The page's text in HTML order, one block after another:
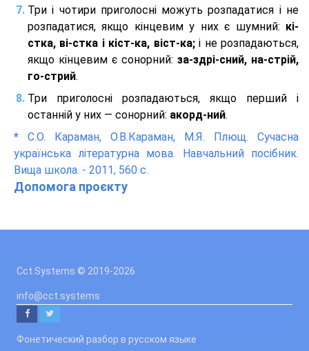
Три і чотири приголосні можуть розпадатися і не
розпадатися, якщо кінцевим у них є шумний: кі-
стка, ві-стка і кіст-ка, віст-ка;і не розпадаються,
якщо кінцевим є сонорний: за-здрі-сний, на-стрій,
го-стрий.
Три приголосні розпадаються, якщо перший і
останній у них — сонорний: акорд-ний.
* С.О. Караман, О.В.Караман, М.Я. Плющ. Сучасна
українська літературна мова. Навчальний посібник.
Вища школа. - 2011, 560 с.
Допомога проєкту
Cct.Systems © 2019-2026
info@cct.systems
Фонетический разбор в русском языке